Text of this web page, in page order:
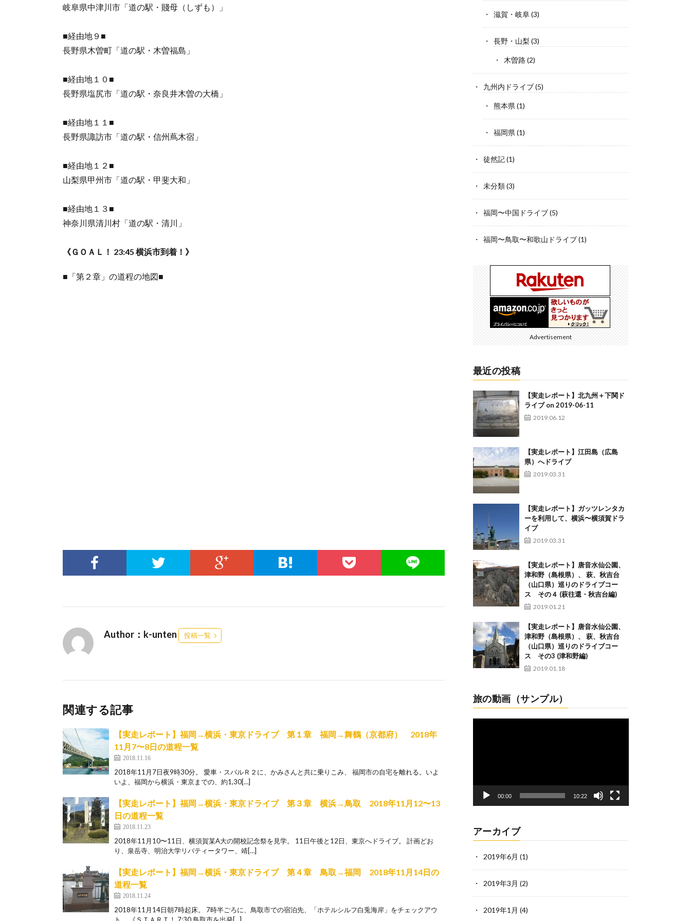
岐阜県中津川市「道の駅・賤母（しずも）」
■経由地９■
長野県木曽町「道の駅・木曽福島」
■経由地１０■
長野県塩尻市「道の駅・奈良井木曽の大橋」
■経由地１１■
長野県諏訪市「道の駅・信州蔦木宿」
■経由地１２■
山梨県甲州市「道の駅・甲斐大和」
■経由地１３■
神奈川県清川村「道の駅・清川」
《ＧＯＡＬ！ 23:45 横浜市到着！》
■「第２章」の道程の地図■
Author：k-unten 投稿一覧
関連する記事
【実走レポート】福岡→横浜・東京ドライブ 第１章 福岡→舞鶴（京都府） 2018年
11月7〜8日の道程一覧
2018.11.16
2018年11月7日夜9時30分。 愛車・スバルＲ２に、かみさんと共に乗りこみ、 福岡市の自宅を離れる。いよ
いよ、福岡から横浜・東京までの、約1,30[…]
【実走レポート】福岡→横浜・東京ドライブ 第３章 横浜→鳥取 2018年11月12〜13
日の道程一覧
2018.11.23
2018年11月10〜11日、横須賀某A大の開校記念祭を見学。 11日午後と12日、東京へドライブ。 計画どお
り、泉岳寺、明治大学リバティータワー、靖[…]
【実走レポート】福岡→横浜・東京ドライブ 第４章 鳥取→福岡 2018年11月14日の
道程一覧
2018.11.24
2018年11月14日朝7時起床。 7時半ごろに、鳥取市での宿泊先、「ホテルシルフ白兎海岸」をチェックアウ
滋賀・岐阜(3)
長野・山梨 (3)
木曽路 (2)
九州内ドライブ(5)
熊本県 (1)
福岡県 (1)
徒然記(1)
未分類(3)
福岡〜中国ドライブ(5)
福岡〜鳥取〜和歌山ドライブ(1)
Advertisement
最近の投稿
【実走レポート】北九州＋下関ド
ライブ on 2019-06-11
2019.06.12
【実走レポート】江田島（広島
県）へドライブ
2019.03.31
【実走レポート】ガッツレンタカ
ーを利用して、横浜〜横須賀ドラ
イブ
2019.03.31
【実走レポート】唐音水仙公園、
津和野（島根県）、 萩、秋吉台
（山口県）巡りのドライブコー
ス その４ (萩往還・秋吉台編)
2019.01.21
【実走レポート】唐音水仙公園、
津和野（島根県）、 萩、秋吉台
（山口県）巡りのドライブコー
ス その3 (津和野編)
2019.01.18
旅の動画（サンプル）
動
00:00 10:22
アーカイブ
2019年6月 (1)
2019年3月 (2)
2019年1月 (4)